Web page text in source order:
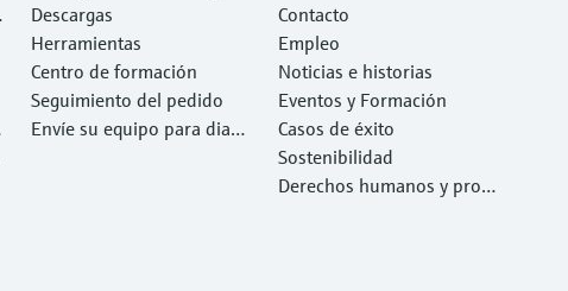
necesita con rapidez
Descargas
Herramientas
Centro de formación
Seguimiento del pedido
Envíe su equipo para diag
Contacto
Empleo
Noticias e historias
Eventos y Formación
Casos de éxito
Sostenibilidad
Derechos humanos y prote